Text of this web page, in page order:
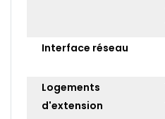
Interface réseau
Logements
d'extension